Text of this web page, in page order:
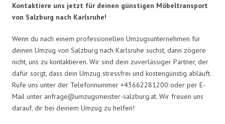
Kontaktiere uns jetzt für deinen günstigen Möbeltransport
von Salzburg nach Karlsruhe!
Wenn du nach einem professionellen Umzugsunternehmen für
deinen Umzug von Salzburg nach Karlsruhe suchst, dann zögere
nicht, uns zu kontaktieren. Wir sind dein zuverlässiger Partner, der
dafür sorgt, dass dein Umzug stressfrei und kostengünstig abläuft.
Rufe uns unter der Telefonnummer +43662281200 oder per E-
Mail unter anfrage@umzugsmeister-salzburg.at. Wir freuen uns
darauf, dir bei deinem Umzug zu helfen!